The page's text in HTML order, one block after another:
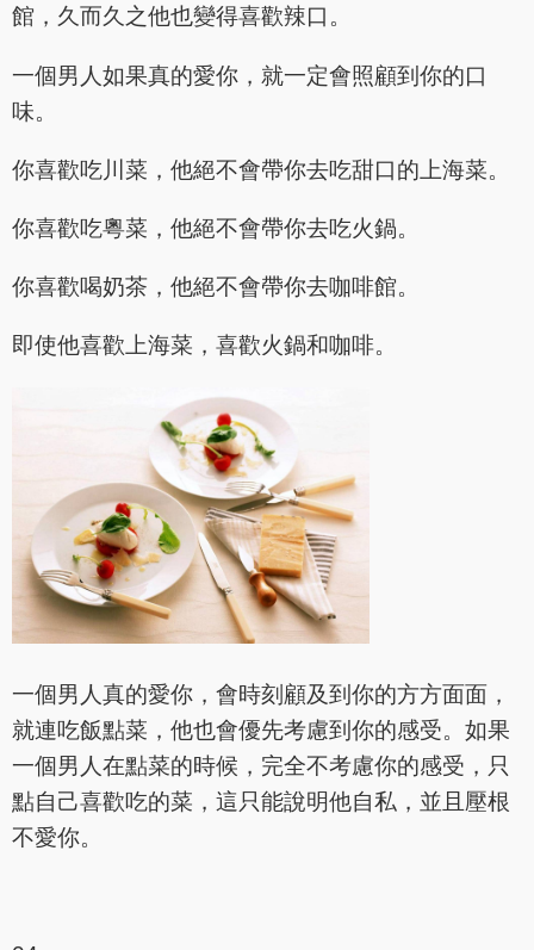
館，久而久之他也變得喜歡辣口。
一個男人如果真的愛你，就一定會照顧到你的口
味。
你喜歡吃川菜，他絕不會帶你去吃甜口的上海菜。
你喜歡吃粵菜，他絕不會帶你去吃火鍋。
你喜歡喝奶茶，他絕不會帶你去咖啡館。
即使他喜歡上海菜，喜歡火鍋和咖啡。
一個男人真的愛你，會時刻顧及到你的方方面面，
就連吃飯點菜，他也會優先考慮到你的感受。如果
一個男人在點菜的時候，完全不考慮你的感受，只
點自己喜歡吃的菜，這只能說明他自私，並且壓根
不愛你。